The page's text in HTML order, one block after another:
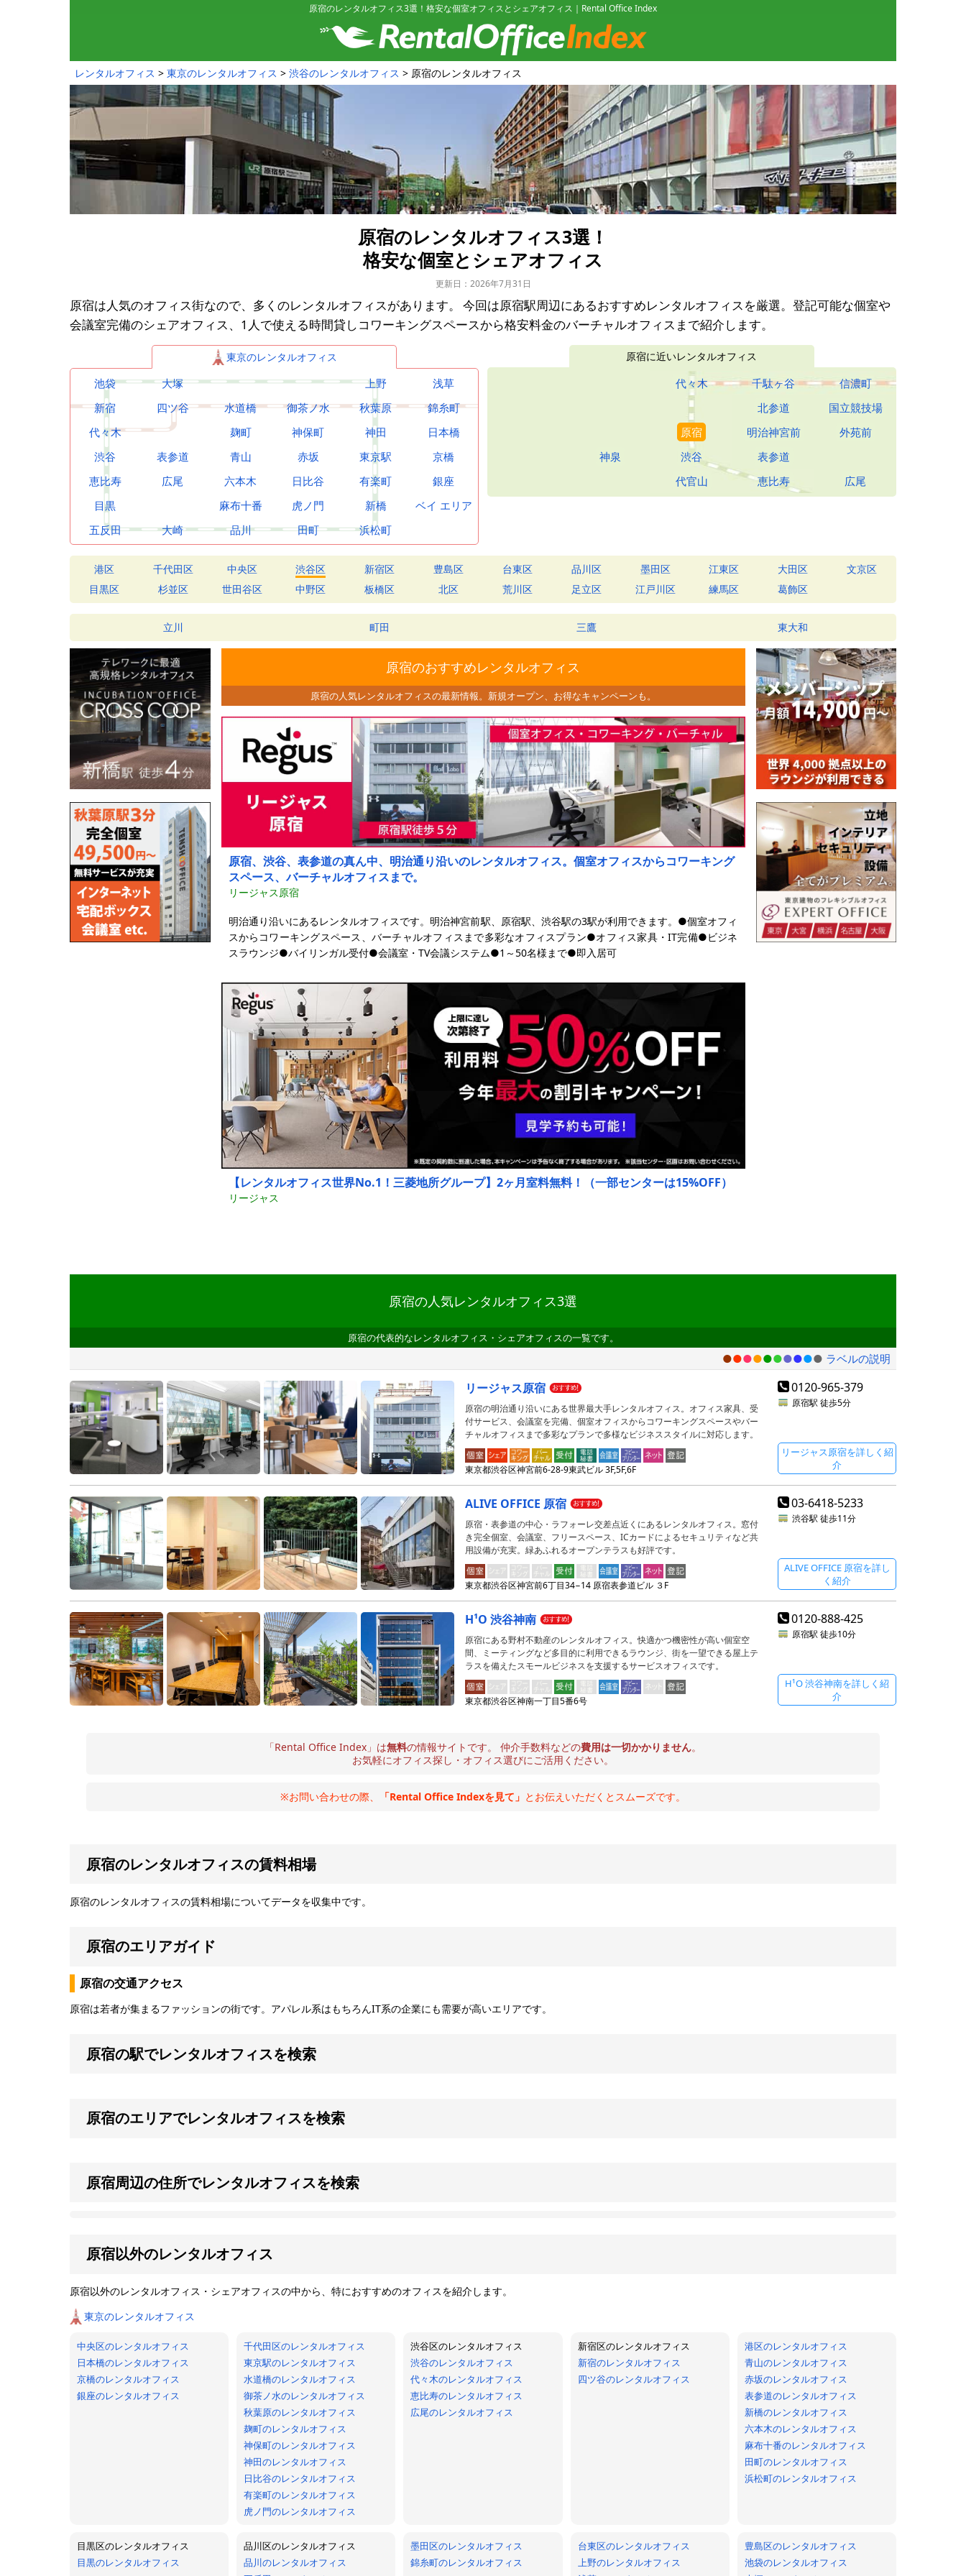
原宿のレンタルオフィス3選！格安な個室オフィスとシェアオフィス｜Rental Office Index
レンタルオフィス 東京のレンタルオフィス 渋谷のレンタルオフィス 原宿のレンタルオフィス
原宿のレンタルオフィス3選！
格安な個室とシェアオフィス
更新日：2026年7月31日
原宿は人気のオフィス街なので、多くのレンタルオフィスがあります。
今回は原宿駅周辺にあるおすすめレンタルオフィスを厳選。登記可能な個室や
会議室完備のシェアオフィス、1人で使える時間貸しコワーキングスペースから格安料金のバーチャルオフィスまで紹介します。
港区 千代田区 中央区 渋谷区 新宿区 豊島区 台東区 品川区 墨田区 江東区 大田区
文京区
目黒区
杉並区 世田谷区 中野区 板橋区 北区 荒川区 足立区 江戸川区 練馬区 葛飾区
立川 町田 三鷹 東大和
東京のレンタルオフィス
池袋 大塚 上野
浅草
新宿
四ツ谷 水道橋 御茶ノ水 秋葉原
錦糸町
代々木
麹町 神保町 神田
日本橋
渋谷
表参道 青山 赤坂 東京駅
京橋
恵比寿
広尾 六本木 日比谷 有楽町
銀座
目黒
麻布十番 虎ノ門 新橋 ベイ エリア
五反田
大崎 品川 田町 浜松町
原宿に近いレンタルオフィス
代々木 千駄ヶ谷
信濃町
北参道
国立競技場
原宿
明治神宮前
外苑前
神泉
渋谷
表参道
代官山
恵比寿 広尾
原宿のおすすめレンタルオフィス
原宿の人気レンタルオフィスの最新情報。 新規オープン、お得なキャンペーンも。
原宿、渋谷、表参道の真ん中、明治通り沿いのレンタルオフィス。個室オフィスからコワーキング
スペース、バーチャルオフィスまで。
リージャス原宿
明治通り沿いにあるレンタルオフィスです。明治神宮前駅、原宿駅、渋谷駅の3駅が利用できます。●個室オフィ
スからコワーキングスペース、バーチャルオフィスまで多彩なオフィスプラン●オフィス家具・IT完備●ビジネ
スラウンジ●バイリンガル受付●会議室・TV会議システム●1～50名様まで●即入居可
【レンタルオフィス世界No.1！三菱地所グループ】2ヶ月室料無料！（一部センターは15%OFF）
リージャス
原宿の人気レンタルオフィス3選
原宿の代表的なレンタルオフィス・シェアオフィスの一覧です。
●●●●●●●●●● ラベルの説明
リージャス原宿
原宿の明治通り沿いにある世界最大手レンタルオフィス。オフィス家具、受
付サービス、会議室を完備、個室オフィスからコワーキングスペースやバー
チャルオフィスまで多彩なプランで多様なビジネススタイルに対応します。
東京都渋谷区神宮前6-28-9東武ビル 3F,5F,6F
0120-965-379
原宿駅 徒歩5分
リージャス原宿を詳しく紹
介
ALIVE OFFICE 原宿
原宿・表参道の中心・ラフォーレ交差点近くにあるレンタルオフィス。窓付
き完全個室、会議室、フリースペース、ICカードによるセキュリティなど共
用設備が充実。緑あふれるオープンテラスも好評です。
東京都渋谷区神宮前6丁目34−14 原宿表参道ビル ３F
03-6418-5233
渋谷駅 徒歩11分
ALIVE OFFICE 原宿を詳し
く紹介
H¹O 渋谷神南
原宿にある野村不動産のレンタルオフィス。快適かつ機密性が高い個室空
間、ミーティングなど多目的に利用できるラウンジ、街を一望できる屋上テ
ラスを備えたスモールビジネスを支援するサービスオフィスです。
東京都渋谷区神南一丁目5番6号
0120-888-425
原宿駅 徒歩10分
H¹O 渋谷神南を詳しく紹
介
「Rental Office Index」は無料の情報サイトです。 仲介手数料などの費用は一切かかりません。
お気軽にオフィス探し・オフィス選びにご活用ください。
※お問い合わせの際、 「Rental Office Indexを見て」 とお伝えいただくとスムーズです。
原宿のレンタルオフィスの賃料相場
原宿のレンタルオフィスの賃料相場についてデータを収集中です。
原宿のエリアガイド
原宿の交通アクセス
原宿は若者が集まるファッションの街です。アパレル系はもちろんIT系の企業にも需要が高いエリアです。
原宿の駅でレンタルオフィスを検索
原宿のエリアでレンタルオフィスを検索
原宿周辺の住所でレンタルオフィスを検索
原宿以外のレンタルオフィス
原宿以外のレンタルオフィス・シェアオフィスの中から、特におすすめのオフィスを紹介します。
東京のレンタルオフィス
港区のレンタルオフィス
青山のレンタルオフィス
赤坂のレンタルオフィス
表参道のレンタルオフィス
新橋のレンタルオフィス
六本木のレンタルオフィス
麻布十番のレンタルオフィス
田町のレンタルオフィス
浜松町のレンタルオフィス
新宿区のレンタルオフィス
新宿のレンタルオフィス
四ツ谷のレンタルオフィス
渋谷区のレンタルオフィス
渋谷のレンタルオフィス
代々木のレンタルオフィス
恵比寿のレンタルオフィス
広尾のレンタルオフィス
千代田区のレンタルオフィス
東京駅のレンタルオフィス
水道橋のレンタルオフィス
御茶ノ水のレンタルオフィス
秋葉原のレンタルオフィス
麹町のレンタルオフィス
神保町のレンタルオフィス
神田のレンタルオフィス
日比谷のレンタルオフィス
有楽町のレンタルオフィス
虎ノ門のレンタルオフィス
中央区のレンタルオフィス
日本橋のレンタルオフィス
京橋のレンタルオフィス
銀座のレンタルオフィス
豊島区のレンタルオフィス
池袋のレンタルオフィス
台東区のレンタルオフィス
上野のレンタルオフィス
墨田区のレンタルオフィス
錦糸町のレンタルオフィス
品川区のレンタルオフィス
品川のレンタルオフィス
目黒区のレンタルオフィス
目黒のレンタルオフィス